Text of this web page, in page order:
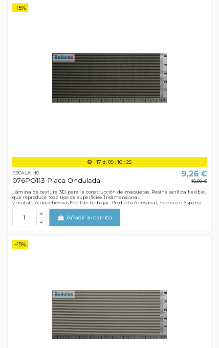
-15%
17 d. 09: 10: 24
ESCALA H0
076PO113 Placa Ondulada
9,26 €
10,89 €
Lámina de textura 3D, para la construcción de maquetas. Resina acrílica flexible,
que reproduce todo tipo de superficies.Tridimensional
y realista.Autoadhesivas.Fácil de trabajar. Producto Artesanal, hecho en España.
Añadir al carrito
-15%